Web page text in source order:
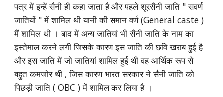
पत्र में इन्हें सैनी ही कहा जाता है और पहले शूरसैनी जाति " सवर्ण
जातियों " में शामिल थी यानी की समान वर्ण (General caste )
मैं शामिल थी । बाद में अन्य जातियां भी सैनी जाति के नाम का
इस्तेमाल करने लगी जिसके कारण इस जाति की छवि खराब हुई है
और इस जाति में जो जातियां शामिल हुई थी वह आर्थिक रूप से
बहुत कमजोर थी , जिस कारण भारत सरकार ने सैनी जाति को
पिछड़ी जाति ( OBC ) में शामिल कर लिया है ।